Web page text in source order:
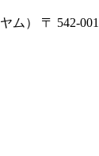
ム）
〒 542-